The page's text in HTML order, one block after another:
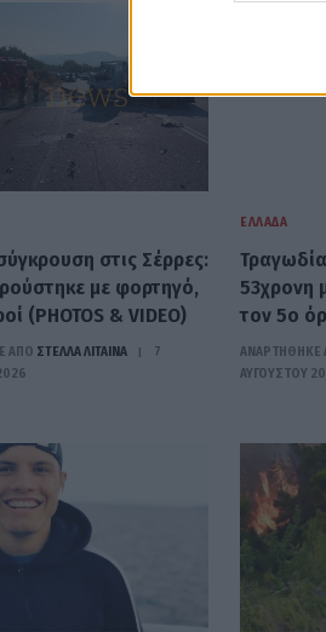
στις Σέρρες:
με φορτηγό,
(PHOTOS & VIDEO)
ΑΠΟ ΣΤΈΛΛΑ ΛΊΤΑΙΝΑ
7
ΕΛΛΆΔΑ
53χρονη
τον 5ο
ΑΝΑΡΤΗΘΗΚΕ
ΑΥΓΟΎΣΤΟΥ